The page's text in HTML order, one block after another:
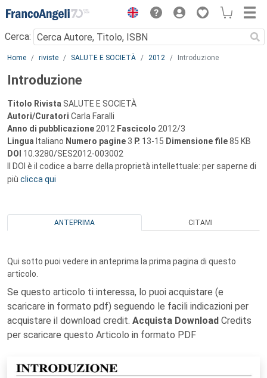
Menu
Cerca:
Main content
Home riviste SALUTE E SOCIETÀ 2012 Introduzione
Introduzione
Titolo Rivista SALUTE E SOCIETÀ
Autori/Curatori Carla Faralli
Anno di pubblicazione 2012 Fascicolo 2012/3
Lingua Italiano Numero pagine 3 P. 13-15 Dimensione file85 KB
DOI 10.3280/SES2012-003002
Il DOI è il codice a barre della proprietà intellettuale: per saperne di
più clicca qui
ANTEPRIMA CITAMI
Qui sotto puoi vedere in anteprima la prima pagina di questo
articolo.
Se questo articolo ti interessa, lo puoi acquistare (e
scaricare in formato pdf) seguendo le facili indicazioni per
acquistare il download credit. Acquista Download Credits
per scaricare questo Articolo in formato PDF